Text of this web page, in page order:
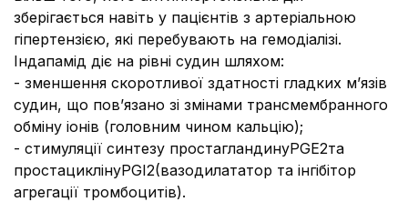
зберігається навіть у пацієнтів з артеріальною
гіпертензією, які перебувають на гемодіалізі.
Індапамід діє на рівні судин шляхом:
- зменшення скоротливої здатності гладких м’язів
судин, що пов’язано зі змінами трансмембранного
обміну іонів (головним чином кальцію);
- стимуляції синтезу простагландинуPGE2та
простациклінуPGI2(вазодилататор та інгібітор
агрегації тромбоцитів).